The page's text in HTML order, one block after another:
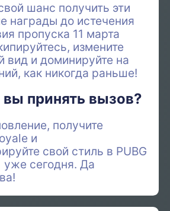
шанс получить эти
награды до истечения
пропуска 11 марта
измените
вид и доминируйте на
как никогда раньше!
принять вызов?
получите
и
свой стиль в PUBG
уже сегодня. Да